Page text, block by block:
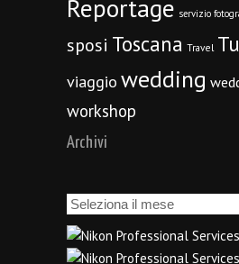
Reportage servizio
sposi Toscana Travel
viaggio wedding
workshop
Archivi
Archivi